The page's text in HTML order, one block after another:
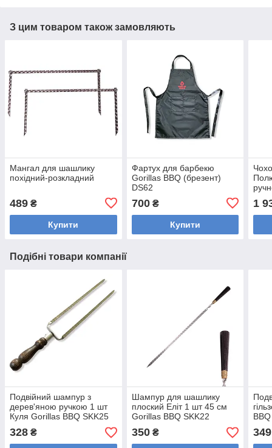
З цим товаром також замовляють
Мангал для шашлику
похідний-розкладний
489 ₴
Купити
Фартух для барбекю
Gorillas BBQ (брезент)
DS62
700₴
Купити
1
Подібні товари компанії
Подвійний шампур з
дерев'яною ручкою 1 шт
Куля Gorillas BBQ SKK25
328 ₴
Шампур для шашлику
плоский Еліт 1 шт 45 см
Gorillas BBQ SKK22
350₴ 349